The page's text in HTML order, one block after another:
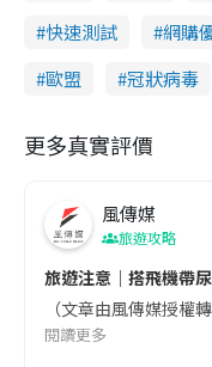
快速測試
網購
歐盟
冠狀病毒
更多真實評價
風傳媒
旅遊攻略
旅遊注意｜搭飛機帶
（文章由風傳媒授
閱讀更多